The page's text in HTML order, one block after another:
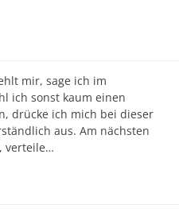
mir, sage ich im
ich sonst kaum einen
drücke ich mich bei dieser
aus. Am nächsten
verteile…